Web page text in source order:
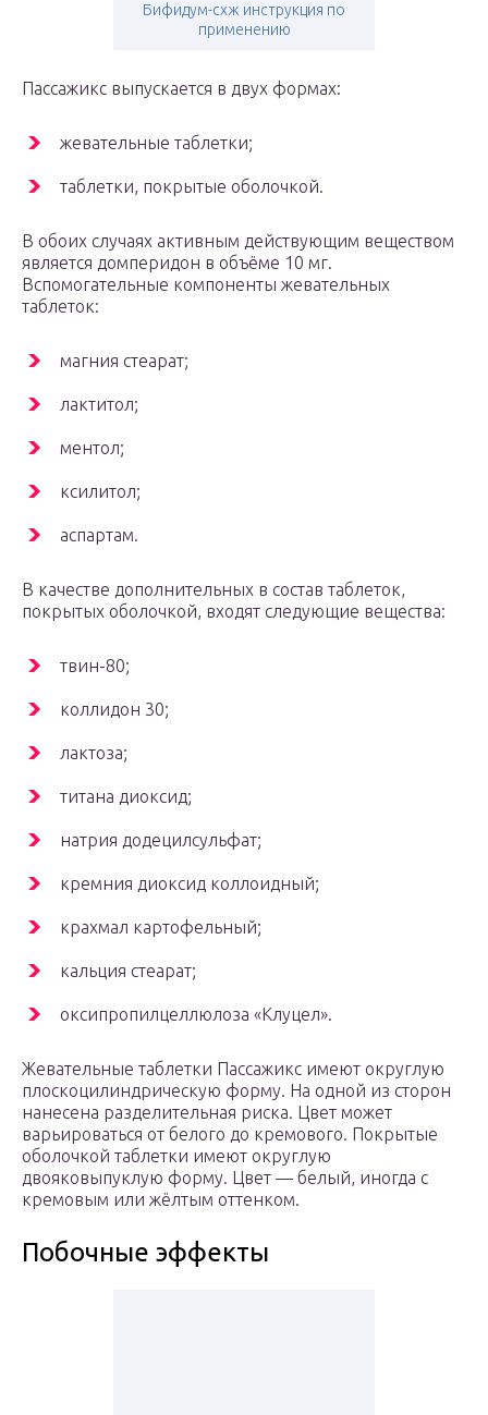
Бифидум-схж инструкция по
применению
Пассажикс выпускается в двух формах:
жевательные таблетки;
таблетки, покрытые оболочкой.
В обоих случаях активным действующим веществом
является домперидон в объёме 10 мг.
Вспомогательные компоненты жевательных
таблеток:
магния стеарат;
лактитол;
ментол;
ксилитол;
аспартам.
В качестве дополнительных в состав таблеток,
покрытых оболочкой, входят следующие вещества:
твин-80;
коллидон 30;
лактоза;
титана диоксид;
натрия додецилсульфат;
кремния диоксид коллоидный;
крахмал картофельный;
кальция стеарат;
оксипропилцеллюлоза «Клуцел».
Жевательные таблетки Пассажикс имеют округлую
плоскоцилиндрическую форму. На одной из сторон
нанесена разделительная риска. Цвет может
варьироваться от белого до кремового. Покрытые
оболочкой таблетки имеют округлую
двояковыпуклую форму. Цвет — белый, иногда с
кремовым или жёлтым оттенком.
Побочные эффекты